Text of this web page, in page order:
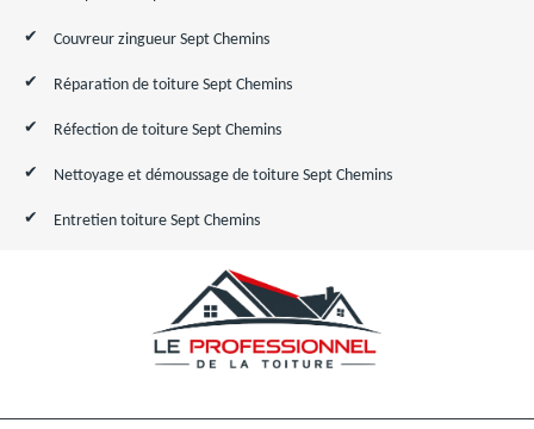
Couvreur zingueur Sept Chemins
Réparation de toiture Sept Chemins
Réfection de toiture Sept Chemins
Nettoyage et démoussage de toiture Sept Chemins
Entretien toiture Sept Chemins